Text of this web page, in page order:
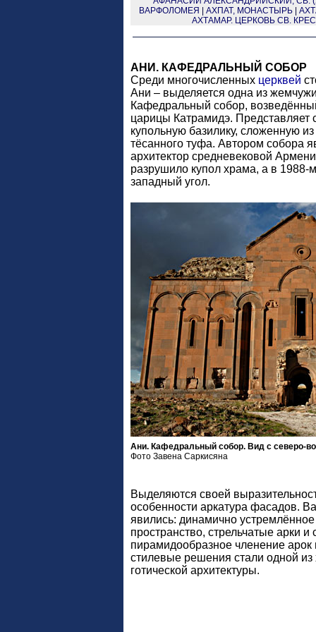
ВАРФОЛОМЕЯ
АХПАТ, МОНАСТЫРЬ|
АХТАМАР. ЦЕРКОВЬ СВ.
АНИ. КАФЕДРАЛЬНЫЙ СОБОР
Среди многочисленных церквей
Ани – выделяется одна из
Кафедральный собор,
царицы Катрамидэ. Представляет
купольную базилику, сложенную из
тёсанного туфа. Автором собора
архитектор средневековой
разрушило купол храма, а в 1988-
западный угол.
Ани. Кафедральный собор. Вид с северо-
Фото Завена Саркисяна
Выделяются своей
особенности аркатура фасадов.
явились: динамично
пространство, стрельчатые арки и
пирамидообразное членение
стилевые решения стали одной
готической архитектуры.